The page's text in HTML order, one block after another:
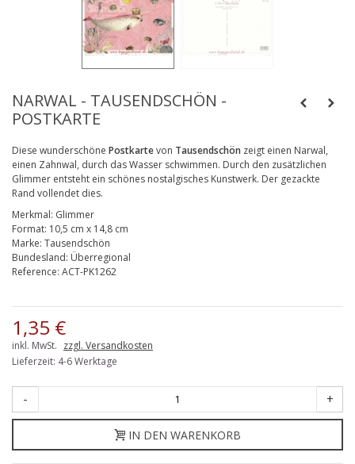
NARWAL - TAUSENDSCHÖN -
POSTKARTE
Diese wunderschöne Postkartevon Tausendschön zeigt einen Narwal,
einen Zahnwal, durch das Wasser schwimmen. Durch den zusätzlichen
Glimmer entsteht ein schönes nostalgisches Kunstwerk. Der gezackte
Rand vollendet dies.
Merkmal: Glimmer
Format: 10,5 cm x 14,8 cm
Marke: Tausendschön
Bundesland: Überregional
Reference: ACT-PK1262
1,35 €
inkl. MwSt. zzgl. Versandkosten
Lieferzeit: 4-6 Werktage
- +
IN DEN WARENKORB